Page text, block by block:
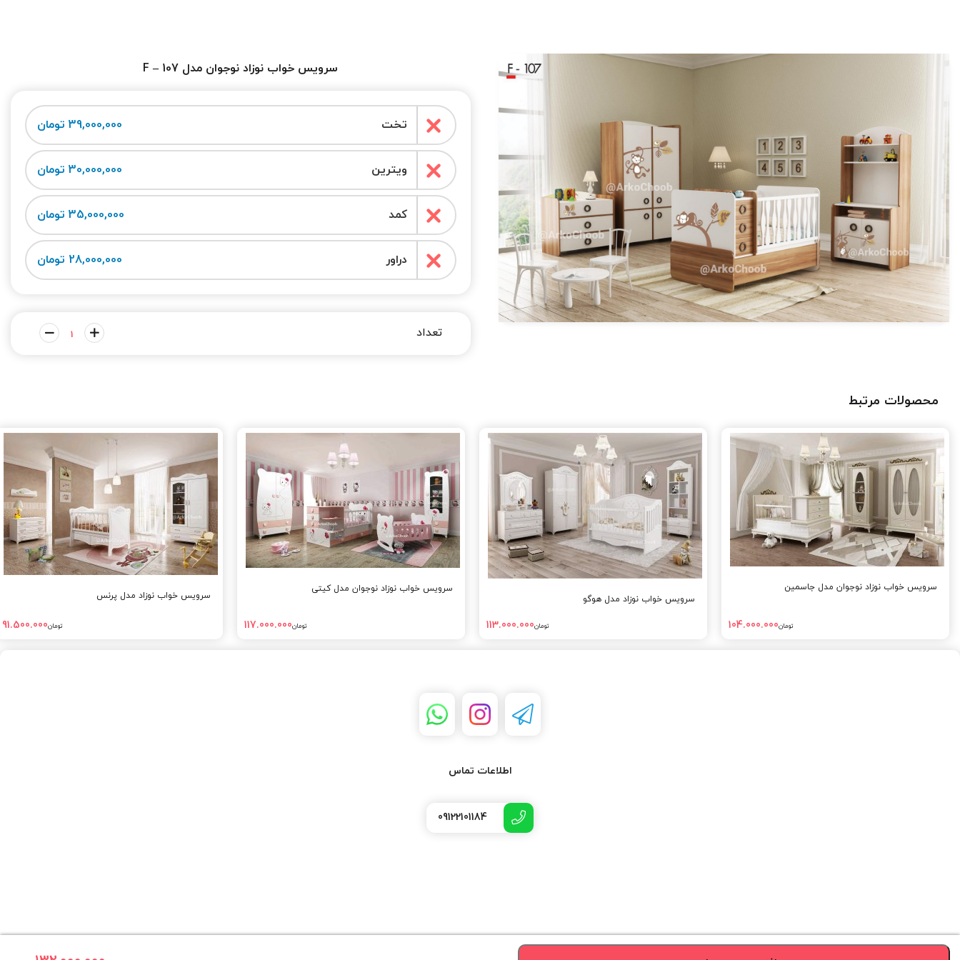
سرویس خواب نوزاد نوجوان مدل F – 107
تخت 39,000,000 تومان
ویترین 30,000,000 تومان
کمد 35,000,000 تومان
دراور 28,000,000 تومان
محصولات مرتبط
سرویس خواب نوزاد نوجوان مدل جاسمین
تومان104.000.000
سرویس خواب نوزاد مدل هوگو
تومان113.000.000
سرویس خواب نوزاد نوجوان مدل کیتی
تومان117.000.000
سرویس خواب نوزاد مدل پرنس
تومان91.500.000
اطلاعات تماس
09122101184